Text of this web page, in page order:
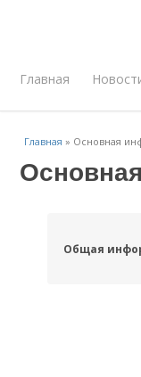
Главная
Главная » Основная
Общая